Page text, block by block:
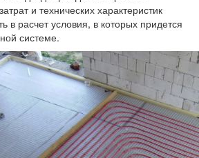
и технических характеристик
в расчет условия, в которых придется
системе.